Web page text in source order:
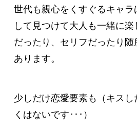
世代も親心をくすぐるキャラ
して見つけて大人も一緒に
だったり、セリフだったり
あります。
少しだけ恋愛要素も（キスし
くはないです･･･）